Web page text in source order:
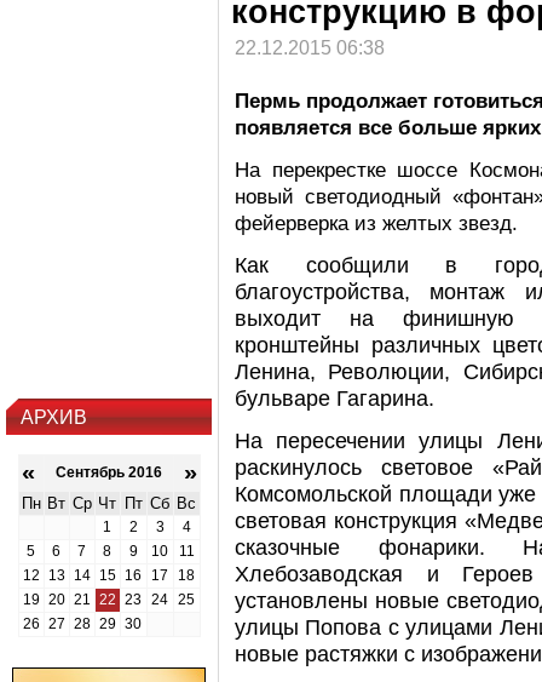
АРХИВ
« Сентябрь 2016 »
Пн Вт Ср Чт Пт Сб Вс
1 2 3
4
5
6 7 8 9 10
11
12
13 14 15 16 17
18
19 20 21 22 23 24 25
26 27 28 29 30
конструкцию в
22.12.2015 06:38
Пермь продолжает
появляется все больше
На перекрестке шоссе
новый светодиодный
фейерверка из желтых звезд.
Как сообщили в
благоустройства,
выходит на финишную
кронштейны различных
Ленина, Революции,
бульваре Гагарина.
На пересечении улицы
раскинулось световое
Комсомольской площади
световая конструкция
сказочные фонарики.
Хлебозаводская и
установлены новые
улицы Попова с улицами
новые растяжки с